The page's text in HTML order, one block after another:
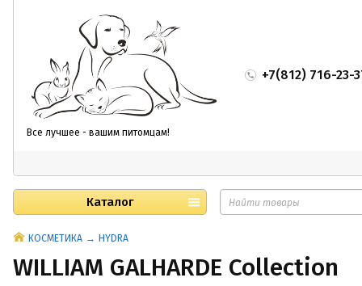
Все лучшее - вашим питомцам!
+7(812) 716-23-
Каталог
КОСМЕТИКА HYDRA
WILLIAM GALHARDE Collection